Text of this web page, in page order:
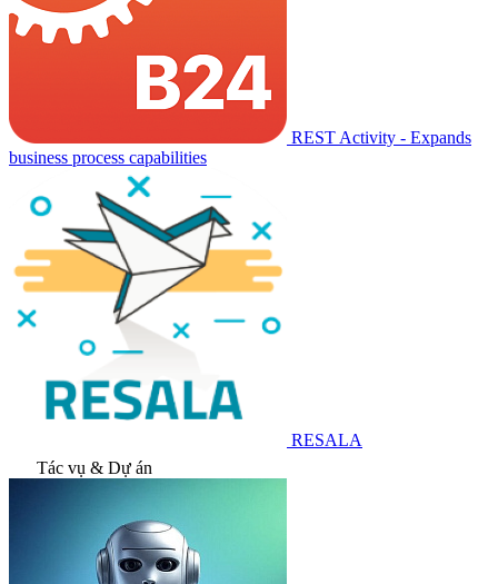
REST Activity - Expands
business process capabilities
RESALA
Tác vụ & Dự án